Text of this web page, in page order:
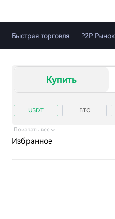
Быстрая торговля Р2Р Рынок
Купить
USDT BTC
TRX
Показать все
Избранное